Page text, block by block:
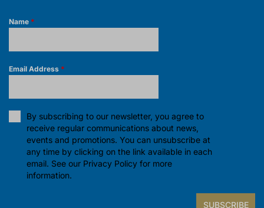
Name *
Email Address *
By subscribing to our newsletter, you agree to
receive regular communications about news,
events and promotions. You can unsubscribe at
any time by clicking on the link available in each
email. See our Privacy Policy for more
information.
SUBSCRIBE